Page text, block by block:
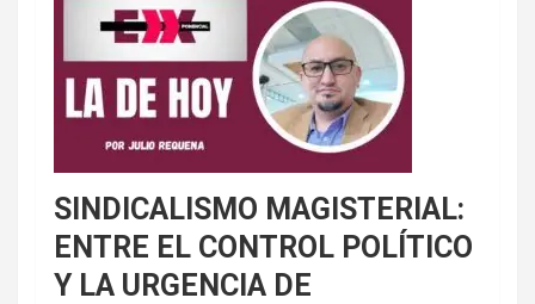
SINDICALISMO MAGISTERIAL:
ENTRE EL CONTROL POLÍTICO
Y LA URGENCIA DE